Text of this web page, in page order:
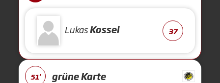
LukasKossel 37
51' grüne Karte